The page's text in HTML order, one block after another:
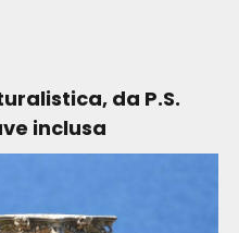
da P.S.
inclusa